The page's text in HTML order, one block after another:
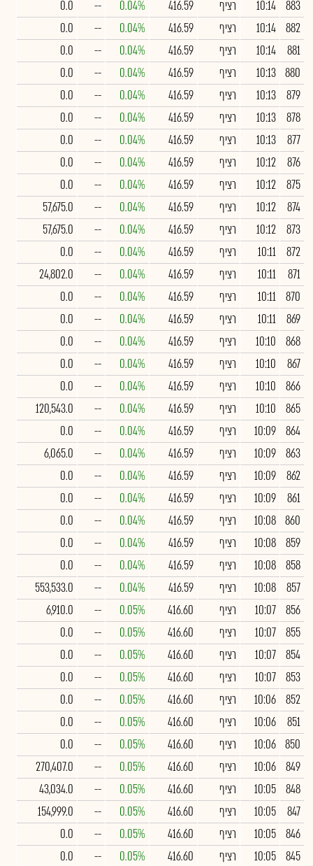
883
10:14 רציף 416.59
0.04%
--
0.0
882
10:14 רציף 416.59
0.04%
--
0.0
881
10:14 רציף 416.59
0.04%
--
0.0
880
10:13 רציף 416.59
0.04%
--
0.0
879
10:13 רציף 416.59
0.04%
--
0.0
878
10:13 רציף 416.59
0.04%
--
0.0
877
10:13 רציף 416.59
0.04%
--
0.0
876
10:12 רציף 416.59
0.04%
--
0.0
875
10:12 רציף 416.59
0.04%
--
0.0
874
10:12 רציף 416.59
0.04%
--
57,675.0
873
10:12 רציף 416.59
0.04%
--
57,675.0
872
10:11 רציף 416.59
0.04%
--
0.0
871
10:11 רציף 416.59
0.04%
--
24,802.0
870
10:11 רציף 416.59
0.04%
--
0.0
869
10:11 רציף 416.59
0.04%
--
0.0
868
10:10 רציף 416.59
0.04%
--
0.0
867
10:10 רציף 416.59
0.04%
--
0.0
866
10:10 רציף 416.59
0.04%
--
0.0
865
10:10 רציף 416.59
0.04%
--
120,543.0
864
10:09 רציף 416.59
0.04%
--
0.0
863
10:09 רציף 416.59
0.04%
--
6,065.0
862
10:09 רציף 416.59
0.04%
--
0.0
861
10:09 רציף 416.59
0.04%
--
0.0
860
10:08 רציף 416.59
0.04%
--
0.0
859
10:08 רציף 416.59
0.04%
--
0.0
858
10:08 רציף 416.59
0.04%
--
0.0
857
10:08 רציף 416.59
0.04%
--
553,533.0
856
10:07 רציף 416.60
0.05%
--
6,910.0
855
10:07 רציף 416.60
0.05%
--
0.0
854
10:07 רציף 416.60
0.05%
--
0.0
853
10:07 רציף 416.60
0.05%
--
0.0
852
10:06 רציף 416.60
0.05%
--
0.0
851
10:06 רציף 416.60
0.05%
--
0.0
850
10:06 רציף 416.60
0.05%
--
0.0
849
10:06 רציף 416.60
0.05%
--
270,407.0
848
10:05 רציף 416.60
0.05%
--
43,034.0
847
10:05 רציף 416.60
0.05%
--
154,999.0
846
10:05 רציף 416.60
0.05%
--
0.0
845
10:05 רציף 416.60
0.05%
--
0.0